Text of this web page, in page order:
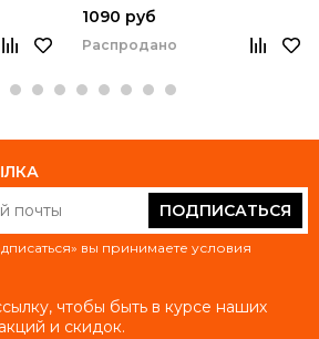
1090 руб
Распродано
ПОДПИСАТЬСЯ
вы принимаете условия
чтобы быть в курсе наших
и скидок.